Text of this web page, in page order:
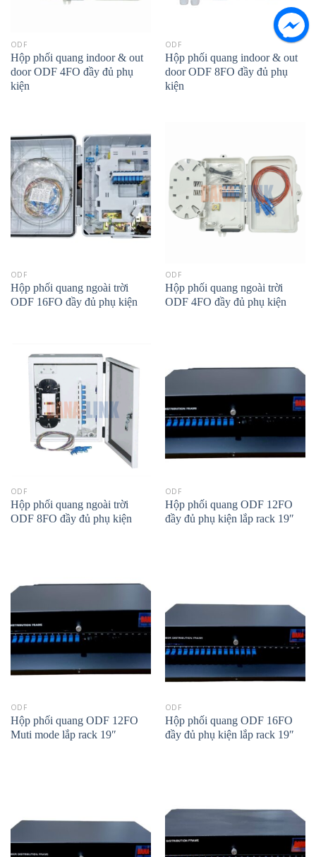
ODF
Hộp phối quang indoor & out
door ODF 4FO đầy đủ phụ
kiện
ODF
Hộp phối quang indoor & out
door ODF 8FO đầy đủ phụ
kiện
ODF
Hộp phối quang ngoài trời
ODF 16FO đầy đủ phụ kiện
ODF
Hộp phối quang ngoài trời
ODF 4FO đầy đủ phụ kiện
ODF
Hộp phối quang ngoài trời
ODF 8FO đầy đủ phụ kiện
ODF
Hộp phối quang ODF 12FO
đầy đủ phụ kiện lắp rack 19″
ODF
Hộp phối quang ODF 12FO
Muti mode lắp rack 19″
ODF
Hộp phối quang ODF 16FO
đầy đủ phụ kiện lắp rack 19″